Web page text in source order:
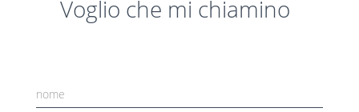
Voglio che mi chiamino